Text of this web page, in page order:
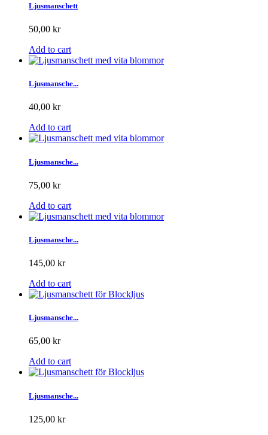
Ljusmanschett
50,00 kr
Add to cart
Ljusmansche...
40,00 kr
Add to cart
Ljusmansche...
75,00 kr
Add to cart
Ljusmansche...
145,00 kr
Add to cart
Ljusmansche...
65,00 kr
Add to cart
Ljusmansche...
125,00 kr